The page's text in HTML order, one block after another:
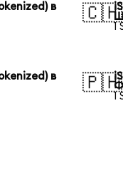
в
🇨🇭
1
в
🇵🇭
1